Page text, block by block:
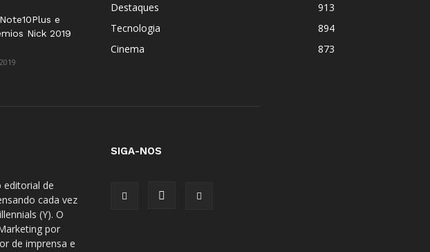
e
Nick 2019
Destaques
913
Tecnologia
894
Cinema
873
editorial de
cada vez
(Y). O
por
de imprensa e
SIGA-NOS